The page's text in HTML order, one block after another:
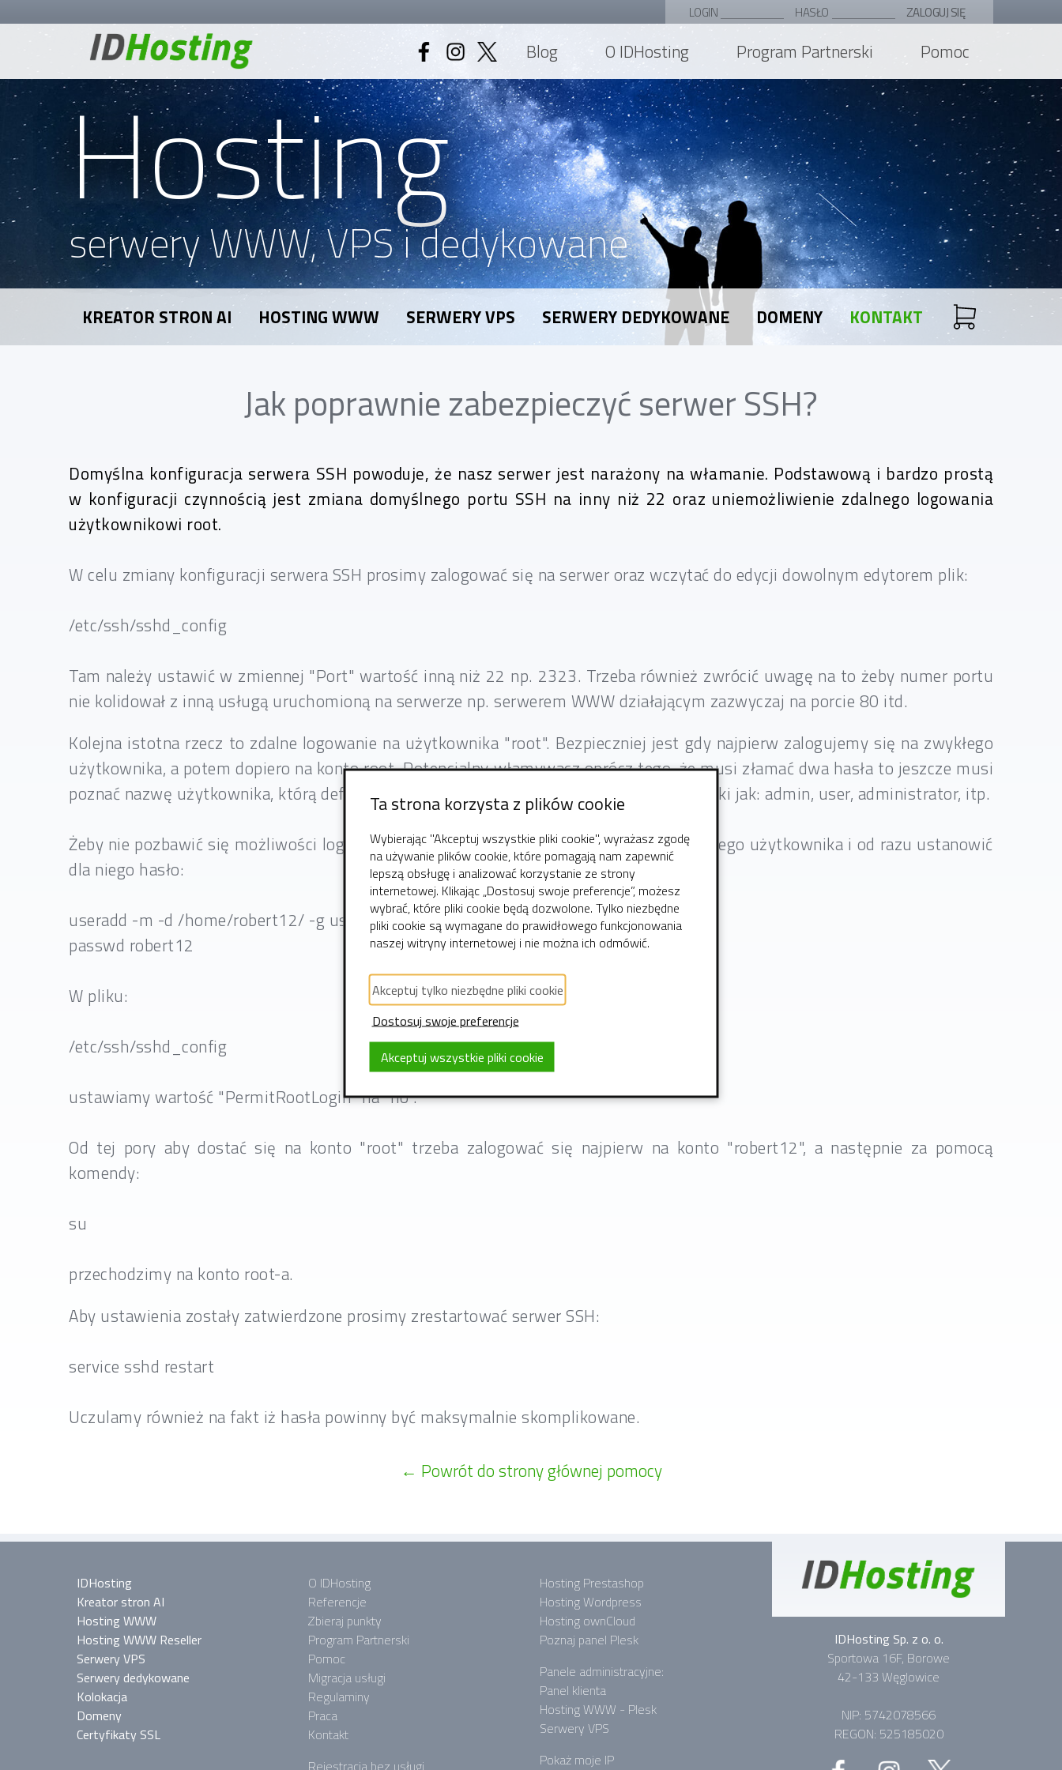
LOGIN HASŁO ZALOGUJ SIĘ
Blog O IDHosting Program Partnerski Pomoc
Hosting
serwery WWW, VPS i dedykowane
KREATOR STRON AI HOSTING WWW SERWERY VPS SERWERY DEDYKOWANE DOMENY KONTAKT
Jak poprawnie zabezpieczyć serwer SSH?
Domyślna konfiguracja serwera SSH powoduje, że nasz serwer jest narażony na włamanie. Podstawową i bardzo prostą
w konfiguracji czynnością jest zmiana domyślnego portu SSH na inny niż 22 oraz uniemożliwienie zdalnego logowania
użytkownikowi root.
W celu zmiany konfiguracji serwera SSH prosimy zalogować się na serwer oraz wczytać do edycji dowolnym edytorem plik:
/etc/ssh/sshd_config
Tam należy ustawić w zmiennej "Port" wartość inną niż 22 np. 2323. Trzeba również zwrócić uwagę na to żeby numer portu
nie kolidował z inną usługą uruchomioną na serwerze np. serwerem WWW działającym zazwyczaj na porcie 80 itd.
Kolejna istotna rzecz to zdalne logowanie na użytkownika "root". Bezpieczniej jest gdy najpierw zalogujemy się na zwykłego
użytkownika, a potem dopiero na konto root. Potencjalny włamywacz oprócz tego, że musi złamać dwa hasła to jeszcze musi
poznać nazwę użytkownika, którą definiujemy sami. Przy czym należy tu unikać nazw taki jak: admin, user, administrator, itp.
Żeby nie pozbawić się możliwości logowania do serwera SSH najpierw trzeba dodać nowego użytkownika i od razu ustanowić
dla niego hasło:
useradd -m -d /home/robert12/ -g users robert12
passwd robert12
W pliku:
/etc/ssh/sshd_config
ustawiamy wartość "PermitRootLogin" na "no".
Od tej pory aby dostać się na konto "root" trzeba zalogować się najpierw na konto "robert12", a następnie za pomocą
komendy:
su
przechodzimy na konto root-a.
Aby ustawienia zostały zatwierdzone prosimy zrestartować serwer SSH:
service sshd restart
Uczulamy również na fakt iż hasła powinny być maksymalnie skomplikowane.
← Powrót do strony głównej pomocy
IDHosting Sp. z o. o.
Sportowa 16F, Borowe
42-133 Węglowice
NIP: 5742078566
REGON: 525185020
IDHosting
Kreator stron AI
Hosting WWW
Hosting WWW Reseller
Serwery VPS
Serwery dedykowane
Kolokacja
Domeny
Certyfikaty SSL
O IDHosting
Referencje
Zbieraj punkty
Program Partnerski
Pomoc
Migracja usługi
Regulaminy
Praca
Kontakt
Rejestracja bez usługi
Hosting Prestashop
Hosting Wordpress
Hosting ownCloud
Poznaj panel Plesk
Panele administracyjne:
Panel klienta
Hosting WWW - Plesk
Serwery VPS
Pokaż moje IP
Ta strona korzysta z plików cookie
Wybierając "Akceptuj wszystkie pliki cookie", wyrażasz zgodę
na używanie plików cookie, które pomagają nam zapewnić
lepszą obsługę i analizować korzystanie ze strony
internetowej. Klikając „Dostosuj swoje preferencje”, możesz
wybrać, które pliki cookie będą dozwolone. Tylko niezbędne
pliki cookie są wymagane do prawidłowego funkcjonowania
naszej witryny internetowej i nie można ich odmówić.
Akceptuj tylko niezbędne pliki cookie
Dostosuj swoje preferencje
Akceptuj wszystkie pliki cookie